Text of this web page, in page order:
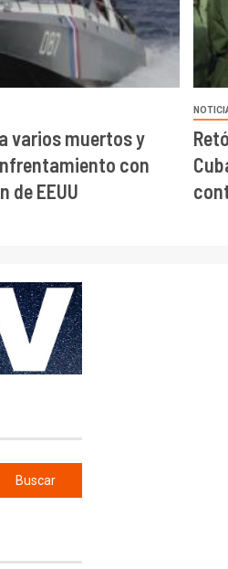
varios muertos y
con
de EEUU